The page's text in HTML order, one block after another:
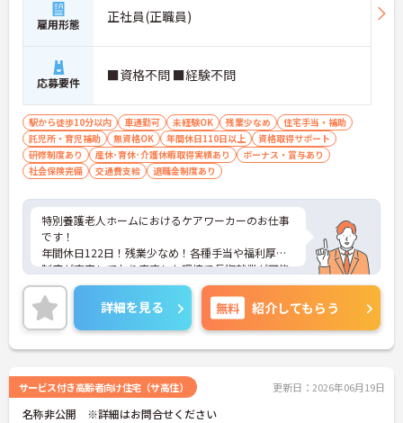
雇用形態 正社員(正職員)
応募要件 ■資格不問 ■経験不問
駅から徒歩10分以内 車通勤可 未経験OK 残業少なめ
住宅手当・補助
託児所・育児補助
無資格OK 年間休日110日以上
資格取得サポート
研修制度あり
産休･育休･介護休暇取得実績あり
ボーナス・賞与あり
社会保険完備
交通費支給 退職金制度あり
特別養護老人ホームにおけるケアワーカーのお仕事
です！
年間休日122日！残業少なめ！各種手当や福利厚生
制度が充実しており安定した環境で長期就業が可能
です。
ご興味ある方には、面接のポイントなど、さらに詳
細をお話致しますのでお気軽にご相談ください。
詳細を見る 無料 紹介してもらう
サービス付き高齢者向け住宅（サ高住） 更新日：2026年06月19日
名称非公開 ※詳細はお問合せください